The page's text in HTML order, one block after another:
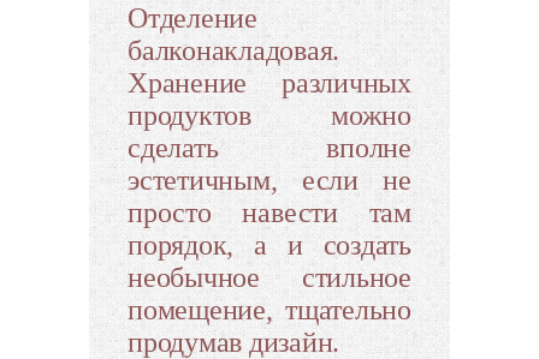
Отделение
балконакладовая.
Хранение различных
продуктов можно
сделать вполне
эстетичным, если не
просто навести там
порядок, а и создать
необычное стильное
помещение, тщательно
продумав дизайн.